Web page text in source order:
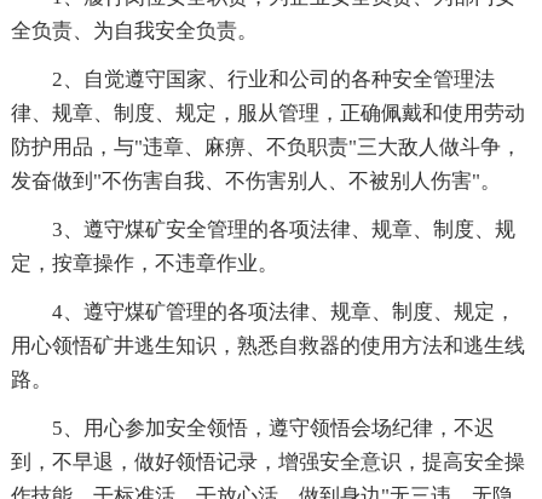
全负责、为自我安全负责。
2、自觉遵守国家、行业和公司的各种安全管理法
律、规章、制度、规定，服从管理，正确佩戴和使用劳动
防护用品，与"违章、麻痹、不负职责"三大敌人做斗争，
发奋做到"不伤害自我、不伤害别人、不被别人伤害"。
3、遵守煤矿安全管理的各项法律、规章、制度、规
定，按章操作，不违章作业。
4、遵守煤矿管理的各项法律、规章、制度、规定，
用心领悟矿井逃生知识，熟悉自救器的使用方法和逃生线
路。
5、用心参加安全领悟，遵守领悟会场纪律，不迟
到，不早退，做好领悟记录，增强安全意识，提高安全操